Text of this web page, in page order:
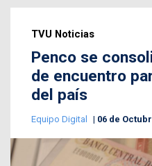
TVU Noticias
Penco se
de encuentro
del país
Equipo Digital 06 de